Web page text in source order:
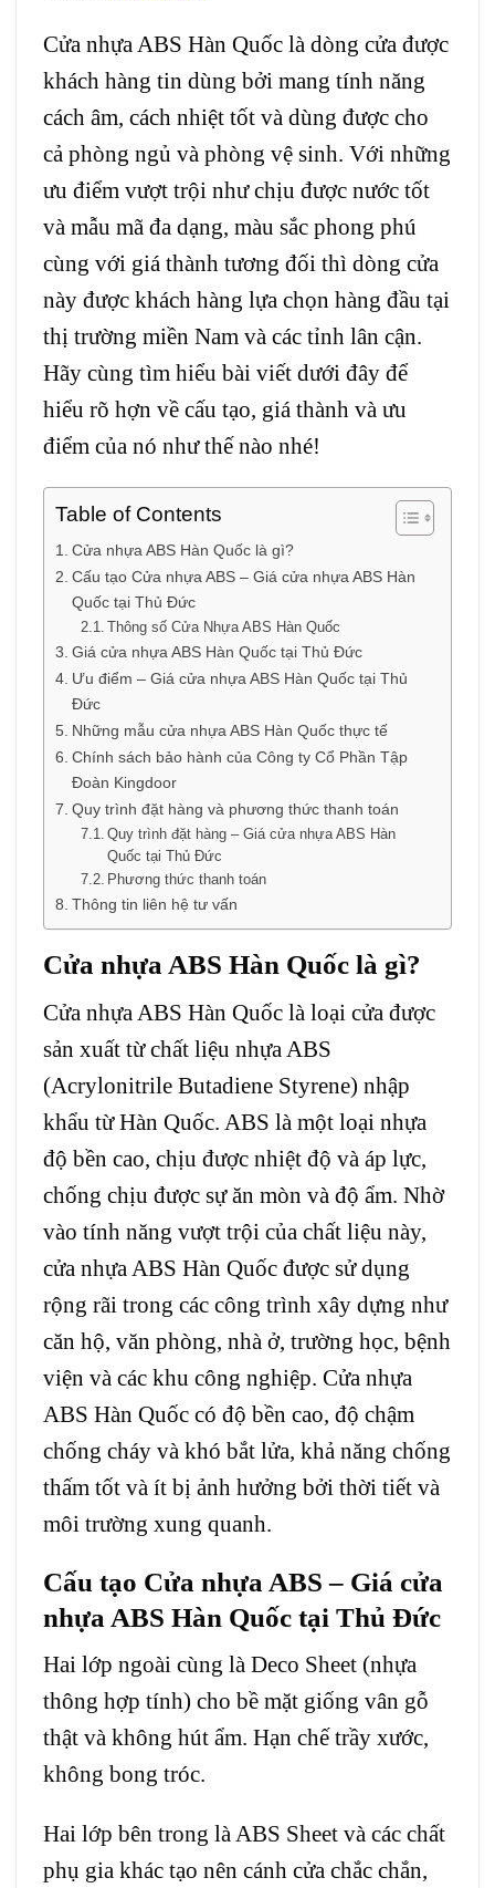
Cửa nhựa ABS Hàn Quốc là dòng cửa được
khách hàng tin dùng bởi mang tính năng
cách âm, cách nhiệt tốt và dùng được cho
cả phòng ngủ và phòng vệ sinh. Với những
ưu điểm vượt trội như chịu được nước tốt
và mẫu mã đa dạng, màu sắc phong phú
cùng với giá thành tương đối thì dòng cửa
này được khách hàng lựa chọn hàng đầu tại
thị trường miền Nam và các tỉnh lân cận.
Hãy cùng tìm hiểu bài viết dưới đây để
hiểu rõ hợn về cấu tạo, giá thành và ưu
điểm của nó như thế nào nhé!
Table of Contents
Cửa nhựa ABS Hàn Quốc là gì?
Cấu tạo Cửa nhựa ABS – Giá cửa nhựa ABS Hàn
Quốc tại Thủ Đức
Thông số Cửa Nhựa ABS Hàn Quốc
Giá cửa nhựa ABS Hàn Quốc tại Thủ Đức
Ưu điểm – Giá cửa nhựa ABS Hàn Quốc tại Thủ
Đức
Những mẫu cửa nhựa ABS Hàn Quốc thực tế
Chính sách bảo hành của Công ty Cổ Phần Tập
Đoàn Kingdoor
Quy trình đặt hàng và phương thức thanh toán
Quy trình đặt hàng – Giá cửa nhựa ABS Hàn
Quốc tại Thủ Đức
Phương thức thanh toán
Thông tin liên hệ tư vấn
Cửa nhựa ABS Hàn Quốc là gì?
Cửa nhựa ABS Hàn Quốc là loại cửa được
sản xuất từ chất liệu nhựa ABS
(Acrylonitrile Butadiene Styrene) nhập
khẩu từ Hàn Quốc. ABS là một loại nhựa
độ bền cao, chịu được nhiệt độ và áp lực,
chống chịu được sự ăn mòn và độ ẩm. Nhờ
vào tính năng vượt trội của chất liệu này,
cửa nhựa ABS Hàn Quốc được sử dụng
rộng rãi trong các công trình xây dựng như
căn hộ, văn phòng, nhà ở, trường học, bệnh
viện và các khu công nghiệp. Cửa nhựa
ABS Hàn Quốc có độ bền cao, độ chậm
chống cháy và khó bắt lửa, khả năng chống
thấm tốt và ít bị ảnh hưởng bởi thời tiết và
môi trường xung quanh.
Cấu tạo Cửa nhựa ABS – Giá cửa
nhựa ABS Hàn Quốc tại Thủ Đức
Hai lớp ngoài cùng là Deco Sheet (nhựa
thông hợp tính) cho bề mặt giống vân gỗ
thật và không hút ẩm. Hạn chế trầy xước,
không bong tróc.
Hai lớp bên trong là ABS Sheet và các chất
phụ gia khác tạo nên cánh cửa chắc chắn,